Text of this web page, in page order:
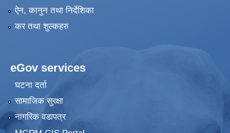
ऐन, कानुन तथा निर्देशिका
कर तथा शुल्कहरु
eGov services
घटना दर्ता
सामाजिक सुरक्षा
नागरिक वडापत्र